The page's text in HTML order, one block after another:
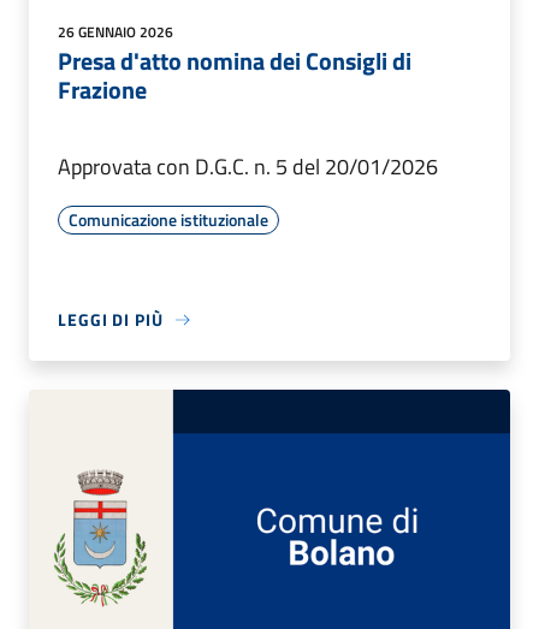
26 GENNAIO 2026
Presa d'atto nomina dei Consigli di
Frazione
Approvata con D.G.C. n. 5 del 20/01/2026
Comunicazione istituzionale
LEGGI DI PIÙ